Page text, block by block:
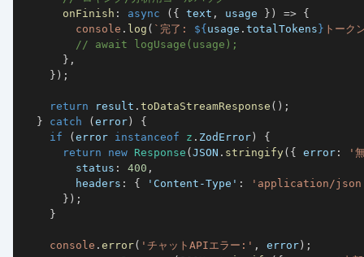
onFinish : async ( { text , usage } ) => {
console . log ( ` 完了: ${usage . totalTokens} トーク
// await logUsage(usage);
} ,
} ) ;
return result . toDataStreamResponse ( ) ;
}
catch (error)
{
if
(error instanceof z . ZodError)
{
return
new Response (JSON . stringify( { error :
'
        status
: 400 ,
        headers
: { 'Content-Type' :
'application/
} ) ;
}
console . error( 'チャットAPIエラー:' , error) ;